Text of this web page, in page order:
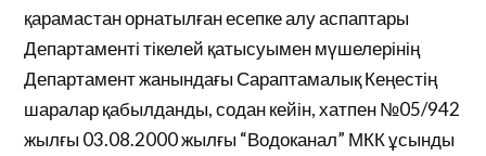
қарамастан орнатылған есепке алу аспаптары
Департаменті тікелей қатысуымен мүшелерінің
Департамент жанындағы Сараптамалық Кеңестің
шаралар қабылданды, содан кейін, хатпен №05/942
жылғы 03.08.2000 жылғы “Водоканал” МКК ұсынды